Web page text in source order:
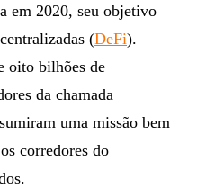
em 2020, seu objetivo
(DeFi).
oito bilhões de
da chamada
uma missão bem
corredores do